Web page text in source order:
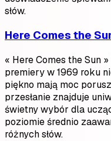
słów.
Here Comes the
« Here Comes the Sun
premiery w 1969 roku
piękno mają moc
przesłanie znajduje
świetny wybór dla
poziomie średnio
różnych słów.